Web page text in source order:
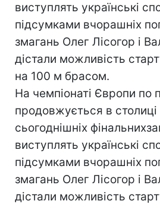
виступлять українські
підсумками вчорашніх
змагань Олег Лісогор і
дістали можливість
на 100 м брасом.
На чемпіонаті Європи
продовжується в
сьогоднішніх
виступлять українські
підсумками вчорашніх
змагань Олег Лісогор і
дістали можливість